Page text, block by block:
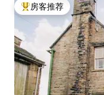
热门「房客推荐」
房客推荐